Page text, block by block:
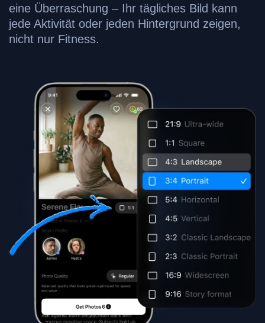
eine Überraschung – Ihr tägliches Bild kann
jede Aktivität oder jeden Hintergrund zeigen,
nicht nur Fitness.